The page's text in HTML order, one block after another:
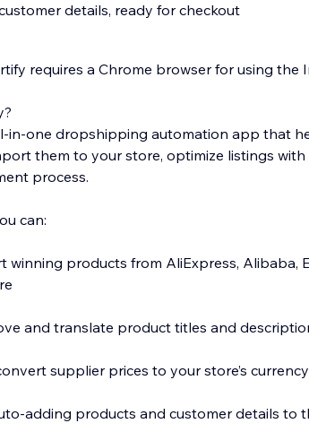
details, ready for checkout
requires a Chrome browser for using the
in-one dropshipping automation app that
them to your store, optimize listings with
process.
can:
products from AliExpress, Alibaba,
and translate product titles and
supplier prices to your store’s
adding products and customer details to